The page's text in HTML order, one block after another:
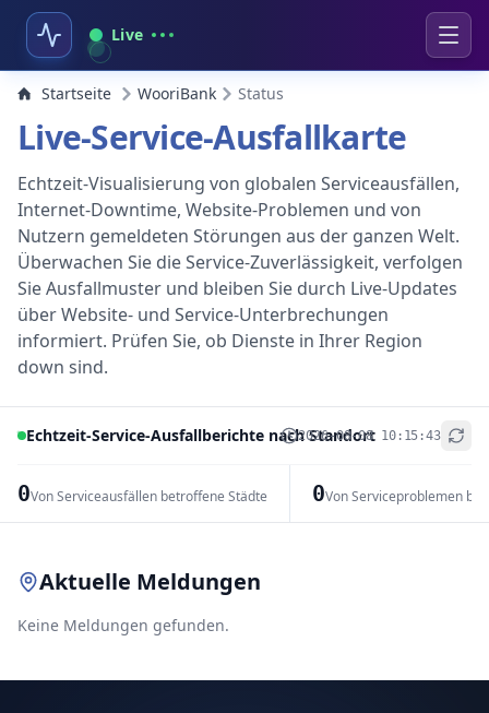
Live
Startseite WooriBank Status
Live-Service-Ausfallkarte
Echtzeit-Visualisierung von globalen Serviceausfällen,
Internet-Downtime, Website-Problemen und von
Nutzern gemeldeten Störungen aus der ganzen Welt.
Überwachen Sie die Service-Zuverlässigkeit, verfolgen
Sie Ausfallmuster und bleiben Sie durch Live-Updates
über Website- und Service-Unterbrechungen
informiert. Prüfen Sie, ob Dienste in Ihrer Region
down sind.
Echtzeit-Service-Ausfallberichte nach Standort
2026-08-08 10:15:43
0Von Serviceausfällen betroffene Städte 0Von Serviceproblemen
+
Aktuelle Meldungen
Keine Meldungen gefunden.